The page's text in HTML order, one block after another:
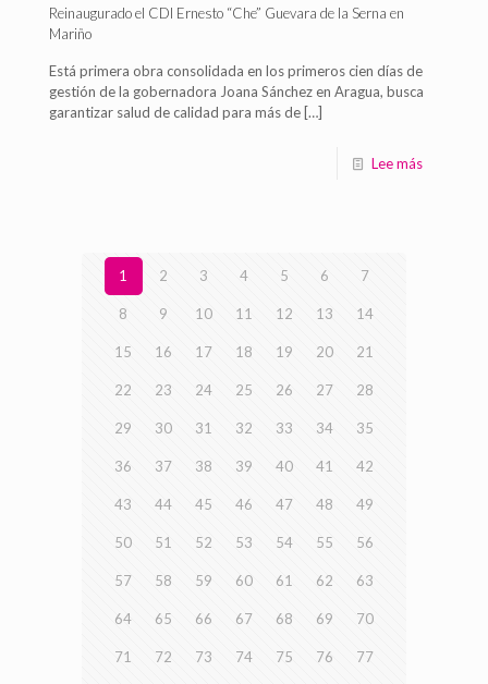
Reinaugurado el CDI Ernesto “Che” Guevara de la Serna en
Mariño
Está primera obra consolidada en los primeros cien días de
gestión de la gobernadora Joana Sánchez en Aragua, busca
garantizar salud de calidad para más de[…]
Lee más
1 2 3 4 5 6 7
8 9 10 11 12 13 14
15 16 17 18 19 20 21
22 23 24 25 26 27 28
29 30 31 32 33 34 35
36 37 38 39 40 41 42
43 44 45 46 47 48 49
50 51 52 53 54 55 56
57 58 59 60 61 62 63
64 65 66 67 68 69 70
71 72 73 74 75 76 77